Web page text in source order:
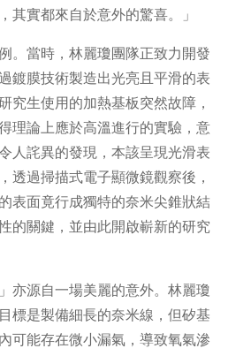
其實都來自於意外的驚喜。」
。當時，林麗瓊團隊正致力開發
鍍膜技術製造出光亮且平滑的表
究生使用的加熱基板突然故障，
理論上應於高溫進行的實驗，意
人詫異的發現，本該呈現光滑表
透過掃描式電子顯微鏡觀察後，
表面竟行成獨特的奈米尖錐狀結
的關鍵，並由此開啟嶄新的研究
亦源自一場美麗的意外。林麗瓊
標是製備細長的奈米線，但矽基
可能存在微小漏氣，導致氧氣滲